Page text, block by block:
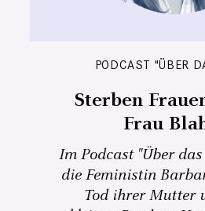
PODCAST "ÜBER
Sterben
Frau
Im Podcast "Über
die Feministin
Tod ihrer Mutter